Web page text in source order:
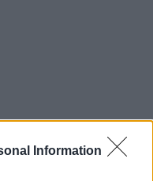
Information
direktorę laikinai